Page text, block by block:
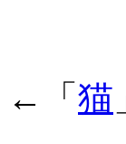
←「 猫